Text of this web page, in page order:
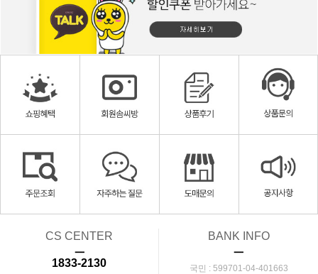
CS CENTER
ㅡ
1833-2130
BANK INFO
ㅡ
국민 : 599701-04-401663